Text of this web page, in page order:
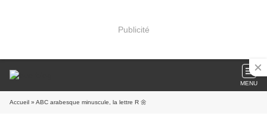
Publicité
MENU
Accueil » ABC arabesque minuscule, la lettre R 🌼